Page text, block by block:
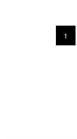
1